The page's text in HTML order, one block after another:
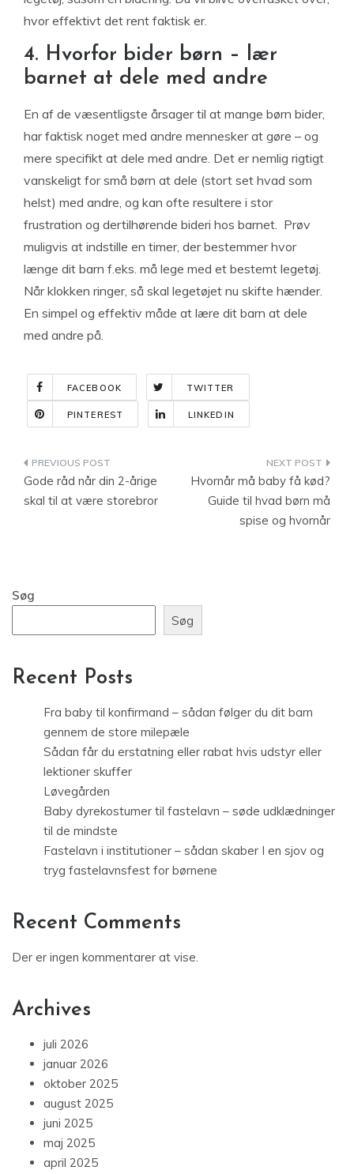
hvor effektivt det rent faktisk er.
4. Hvorfor bider børn – lær
barnet at dele med andre
En af de væsentligste årsager til at mange børn bider,
har faktisk noget med andre mennesker at gøre – og
mere specifikt at dele med andre. Det er nemlig rigtigt
vanskeligt for små børn at dele (stort set hvad som
helst) med andre, og kan ofte resultere i stor
frustration og dertilhørende bideri hos barnet. Prøv
muligvis at indstille en timer, der bestemmer hvor
længe dit barn f.eks. må lege med et bestemt legetøj.
Når klokken ringer, så skal legetøjet nu skifte hænder.
En simpel og effektiv måde at lære dit barn at dele
med andre på.
FACEBOOK TWITTER
PINTEREST LINKEDIN
Indlægsnavigation
Gode råd når din 2-årige
skal til at være storebror
Hvornår må baby få kød?
Guide til hvad børn må
spise og hvornår
Søg
Søg
Recent Posts
Fra baby til konfirmand – sådan følger du dit barn
gennem de store milepæle
Sådan får du erstatning eller rabat hvis udstyr eller
lektioner skuffer
Løvegården
Baby dyrekostumer til fastelavn – søde udklædninger
til de mindste
Fastelavn i institutioner – sådan skaber I en sjov og
tryg fastelavnsfest for børnene
Recent Comments
Der er ingen kommentarer at vise.
Archives
juli 2026
januar 2026
oktober 2025
august 2025
juni 2025
maj 2025
april 2025